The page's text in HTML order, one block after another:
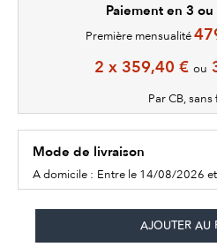
Paiement en 3 ou
Première mensualité
2 x 359,40 € ou
Par CB, sans
Mode de livraison
A domicile : Entre le 14/08/2026